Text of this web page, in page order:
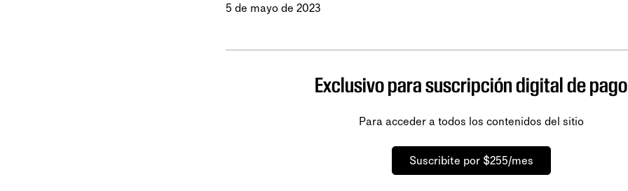
5 de mayo de 2023
Exclusivo para suscripción digital de pago
Para acceder a todos los contenidos del sitio
Suscribite por $255/mes